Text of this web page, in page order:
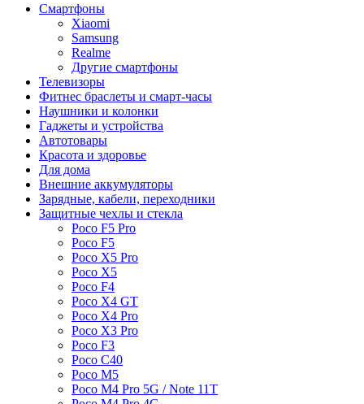
Смартфоны
Xiaomi
Samsung
Realme
Другие смартфоны
Телевизоры
Фитнес браслеты и смарт-часы
Наушники и колонки
Гаджеты и устройства
Автотовары
Красота и здоровье
Для дома
Внешние аккумуляторы
Зарядные, кабели, переходники
Защитные чехлы и стекла
Poco F5 Pro
Poco F5
Poco X5 Pro
Poco X5
Poco F4
Poco X4 GT
Poco X4 Pro
Poco X3 Pro
Poco F3
Poco C40
Poco M5
Poco M4 Pro 5G / Note 11T